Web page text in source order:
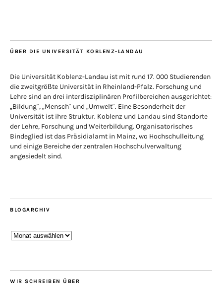
ÜBER DIE UNIVERSITÄT KOBLENZ-LANDAU
Die Universität Koblenz-Landau ist mit rund 17. 000 Studierenden
die zweitgrößte Universität in Rheinland-Pfalz. Forschung und
Lehre sind an drei interdisziplinären Profilbereichen ausgerichtet:
„Bildung“, „Mensch“ und „Umwelt“. Eine Besonderheit der
Universität ist ihre Struktur. Koblenz und Landau sind Standorte
der Lehre, Forschung und Weiterbildung. Organisatorisches
Bindeglied ist das Präsidialamt in Mainz, wo Hochschulleitung
und einige Bereiche der zentralen Hochschulverwaltung
angesiedelt sind.
BLOGARCHIV
Blogarchiv
WIR SCHREIBEN ÜBER